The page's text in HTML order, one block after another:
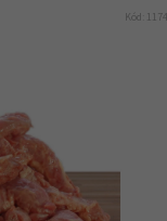
Kód: